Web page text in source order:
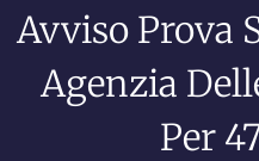
Avviso Prova
Agenzia
Per